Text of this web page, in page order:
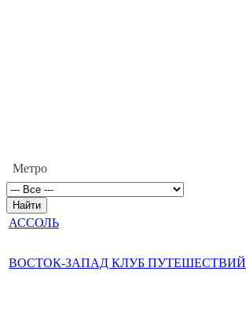
Метро
АССОЛЬ
ВОСТОК-ЗАПАД КЛУБ ПУТЕШЕСТВИЙ